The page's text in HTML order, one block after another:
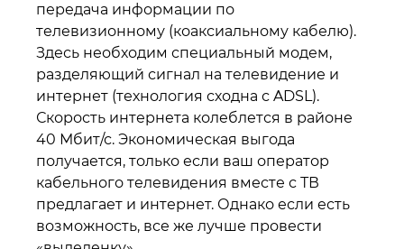
передача информации по
телевизионному (коаксиальному кабелю).
Здесь необходим специальный модем,
разделяющий сигнал на телевидение и
интернет (технология сходна с ADSL).
Скорость интернета колеблется в районе
40 Мбит/с. Экономическая выгода
получается, только если ваш оператор
кабельного телевидения вместе с ТВ
предлагает и интернет. Однако если есть
возможность, все же лучше провести